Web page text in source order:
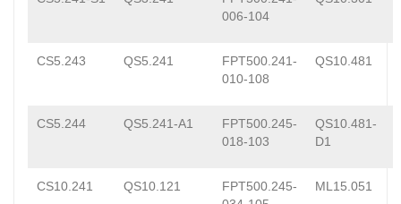
006-104
CS5.243 QS5.241
FPT500.241-
010-108
QS10.481
CS5.244 QS5.241-A1
FPT500.245-
018-103
QS10.481-
D1
CS10.241 QS10.121
FPT500.245-
ML15.051